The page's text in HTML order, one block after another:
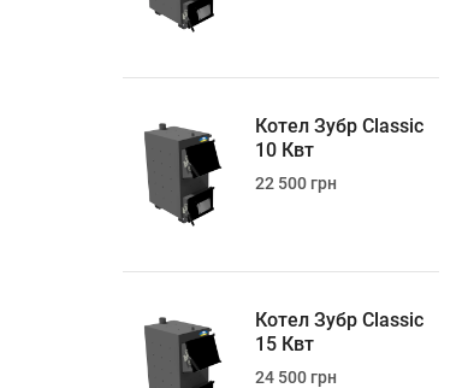
Котел Зубр Classic
10 Квт
22 500 грн
Котел Зубр Classic
15 Квт
24 500 грн